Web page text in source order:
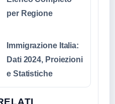
per Regione
Immigrazione Italia:
Dati 2024, Proiezioni
e Statistiche